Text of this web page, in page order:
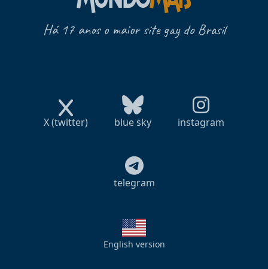
Há 17 anos o maior site gay do Brasil
X (twitter) blue sky instagram
telegram
English version